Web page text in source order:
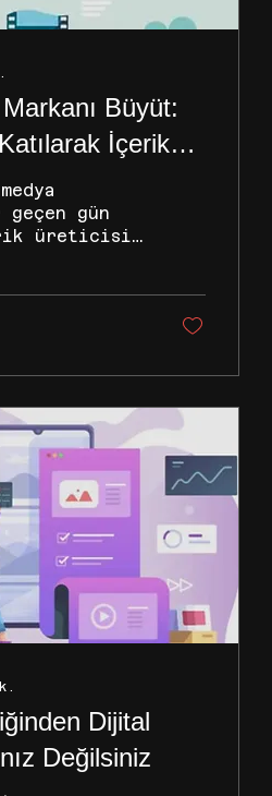
Bu
Büyüt:
İçerik
Zirveye
gün
üreticisi
zamankinden
Kaliteli
markalarla
ve
ötesine
için ne
İşte tam bu
bir ajans
Dijital
Değilsiniz